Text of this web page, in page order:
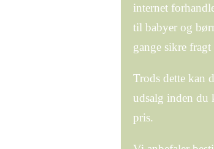
internet
til babyer og
gange sikre
Trods dette kan
udsalg inden du
pris.